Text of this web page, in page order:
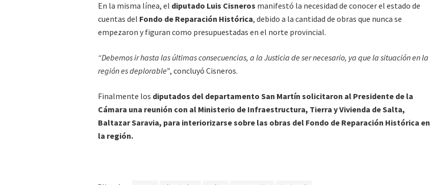
En la misma línea, el diputado Luis Cisneros manifestó la necesidad de conocer el estado de
cuentas del Fondo de Reparación Histórica, debido a la cantidad de obras que nunca se
empezaron y figuran como presupuestadas en el norte provincial.
“Debemos ir hasta las últimas consecuencias, a la Justicia de ser necesario, ya que la situación en la
región es deplorable”, concluyó Cisneros.
Finalmente los diputados del departamento San Martín solicitaron al Presidente de la
Cámara una reunión con al Ministerio de Infraestructura, Tierra y Vivienda de Salta,
Baltazar Saravia, para interiorizarse sobre las obras del Fondo de Reparación Histórica en
la región.